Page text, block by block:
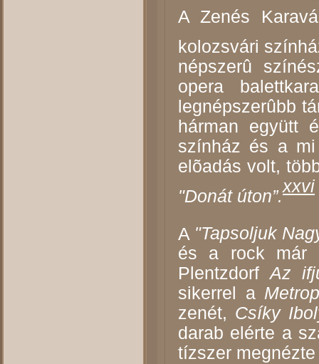
A Zenés
kolozsvári
népszerû
opera
legnépszerûbb
hárman együtt
színház és a mi
elõadás volt,
"Donát úton”.
xxvi
A "Tapsoljuk
és a rock már
PlentzdorfAz
sikerrel a
zenét, Csíky
darab elérte a
tízszer